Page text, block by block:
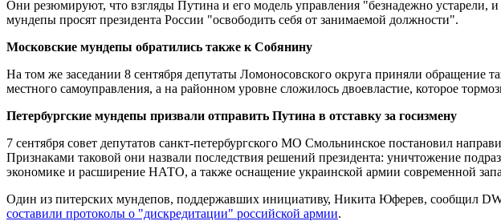
Они резюмируют, что взгляды Путина и его модель управления "безнадежно устарели,
мундепы просят президента России "освободить себя от занимаемой должности".
Московские мундепы обратились также к Собянину
На том же заседании 8 сентября депутаты Ломоносовского округа приняли
местного самоуправления, а на районном уровне сложилось двоевластие, которое
Петербургские мундепы призвали отправить Путина в отставку за госизмену
7 сентября совет депутатов санкт-петербургского МО Смольнинское постановил
Признаками таковой они назвали последствия решений президента: уничтожение
экономике и расширение НАТО, а также оснащение украинской армии современной
Один из питерских мундепов, поддержавших инициативу, Никита Юферев, сообщил
составили протоколы о "дискредитации" российской армии.